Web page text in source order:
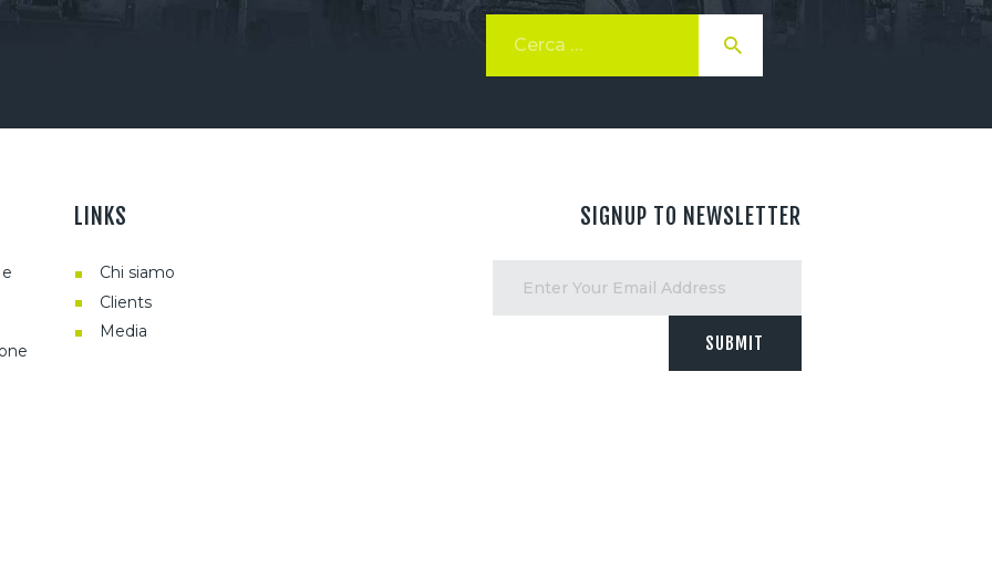
LINKS
Chi siamo
Clients
Media
SIGNUP TO NEWSLETTER